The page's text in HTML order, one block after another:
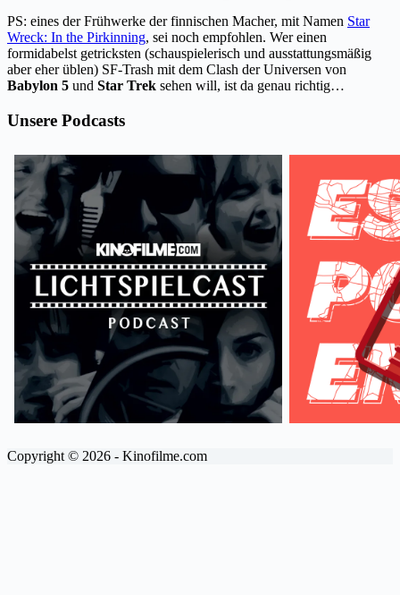
PS: eines der Frühwerke der finnischen Macher, mit Namen Star
Wreck: In the Pirkinning, sei noch empfohlen. Wer einen
formidabelst getricksten (schauspielerisch und ausstattungsmäßig
aber eher üblen) SF-Trash mit dem Clash der Universen von
Babylon 5 und Star Trek sehen will, ist da genau richtig…
Unsere Podcasts
Copyright © 2026 - Kinofilme.com